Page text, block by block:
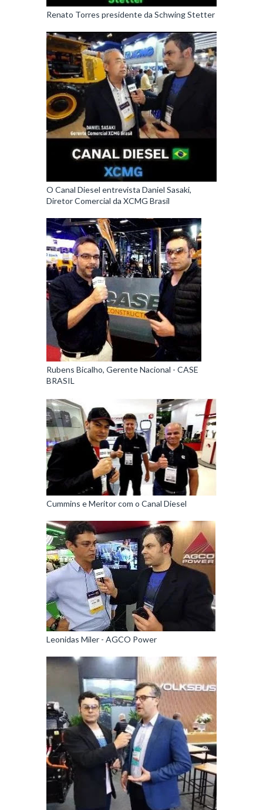
Renato Torres presidente da Schwing Stetter
O Canal Diesel entrevista Daniel Sasaki,
Diretor Comercial da XCMG Brasil
Rubens Bicalho, Gerente Nacional - CASE
BRASIL
Cummins e Meritor com o Canal Diesel
Leonidas Miler - AGCO Power